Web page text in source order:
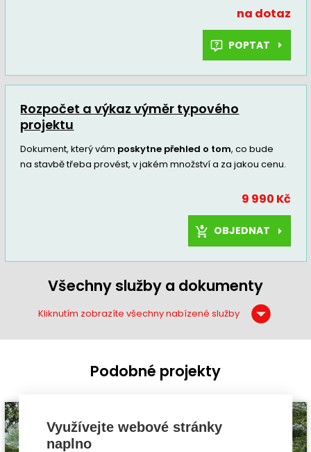
na dotaz
POPTAT
Rozpočet a výkaz výměr typového
projektu
Dokument, který vám poskytne přehled o tom, co bude
na stavbě třeba provést, v jakém množství a za jakou cenu.
9 990 Kč
OBJEDNAT
Všechny služby a dokumenty
Kliknutím zobrazíte všechny nabízené služby
Podobné projekty
Využívejte webové stránky
naplno